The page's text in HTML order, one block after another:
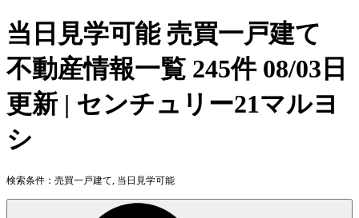
当日見学可能 売買一戸建て
不動産情報一覧 245件 08/03日
更新 | センチュリー21マルヨ
シ
検索条件： 売買一戸建て, 当日見学可能